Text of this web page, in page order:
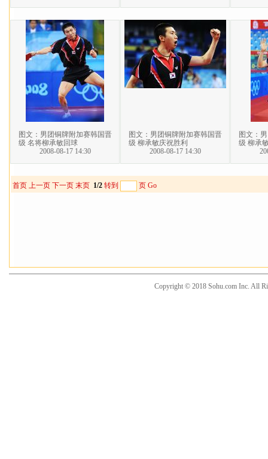
图文：男团铜牌附加赛韩国晋
级 名将柳承敏回球
2008-08-17 14:30
图文：男团铜牌附加赛韩国晋
级 柳承敏庆祝胜利
2008-08-17 14:30
图文：
级 柳承
首页 上一页 下一页 末页 1/2转到 页 Go
Copyright © 2018 Sohu.com Inc. All